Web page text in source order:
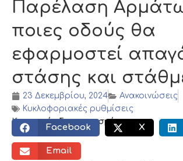
Παρέλαση
ποιες οδούς θα
εφαρμοστεί
στάσης και
23 Δεκεμβρίου, 2024
Ανακοινώσεις
Κυκλοφοριακές ρυθμίσεις
Κοινωνικός διαμοιρασμός:
Facebook X
Email